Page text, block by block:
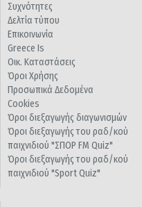
Συχνότητες
Δελτία τύπου
Επικοινωνία
Greece Is
Οικ. Καταστάσεις
Όροι Χρήσης
Προσωπικά Δεδομένα
Cookies
Όροι διεξαγωγής διαγωνισμών
Όροι διεξαγωγής του ραδ/κού
παιχνιδιού "ΣΠΟΡ FM Quiz"
Όροι διεξαγωγής του ραδ/κού
παιχνιδιού "Sport Quiz"